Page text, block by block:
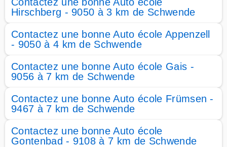
Hirschberg - 9050 à 3 km de Schwende
Contactez une bonne Auto école Appenzell
- 9050 à 4 km de Schwende
Contactez une bonne Auto école Gais -
9056 à 7 km de Schwende
Contactez une bonne Auto école Frümsen -
9467 à 7 km de Schwende
Contactez une bonne Auto école
Gontenbad - 9108 à 7 km de Schwende